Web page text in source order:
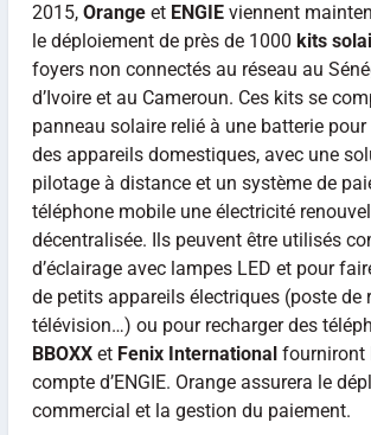
2015, Orangeet ENGIEviennent
le déploiement de près de 1000 kits
foyers non connectés au réseau au
d’Ivoire et au Cameroun. Ces kits se
panneau solaire relié à une batterie pour
des appareils domestiques, avec une
pilotage à distance et un système de
téléphone mobile une électricité
décentralisée. Ils peuvent être utilisés
d’éclairage avec lampes LED et pour
de petits appareils électriques (poste de
télévision…) ou pour recharger des
BBOXXet Fenix International fourniront
compte d’ENGIE. Orange assurera le
commercial et la gestion du paiement.